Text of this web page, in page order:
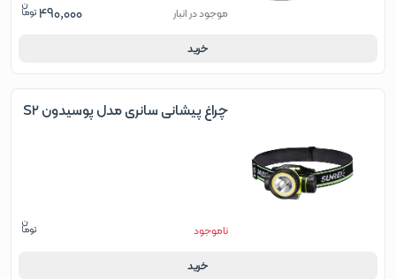
موجود در انبار 490,000
خرید
چراغ پیشانی سانری مدل پوسیدون S2
ناموجود
خرید